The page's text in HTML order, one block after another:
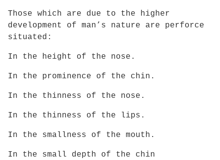
Those which are due to the higher
development of man’s nature are perforce
situated:
In the height of the nose.
In the prominence of the chin.
In the thinness of the nose.
In the thinness of the lips.
In the smallness of the mouth.
In the small depth of the chin